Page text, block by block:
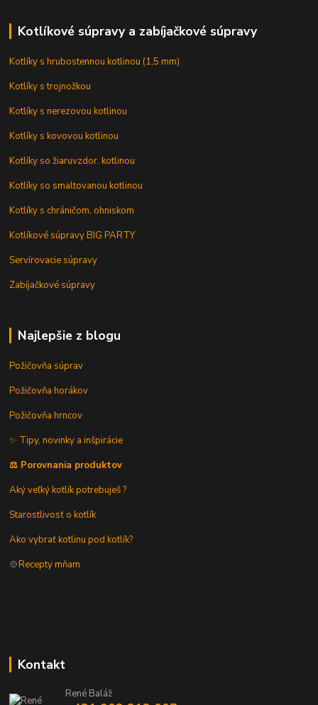
Kotlíkové súpravy a zabíjačkové súpravy
Kotlíky s hrubostennou kotlinou (1,5 mm)
Kotlíky s trojnožkou
Kotlíky s nerezovou kotlinou
Kotlíky s kovovou kotlinou
Kotlíky so žiaruvzdor. kotlinou
Kotlíky so smaltovanou kotlinou
Kotlíky s chráničom, ohniskom
Kotlíkové súpravy BIG PARTY
Servírovacie súpravy
Zabíjačkové súpravy
Najlepšie z blogu
Požičovňa súprav
Požičovňa horákov
Požičovňa hrncov
✨ Tipy, novinky a inšpirácie
⚖️ Porovnania produktov
Aký veľký kotlík potrebuješ ?
Starostlivosť o kotlík
Ako vybrať kotlinu pod kotlík?
🍲Recepty mňam
Kontakt
René Baláž